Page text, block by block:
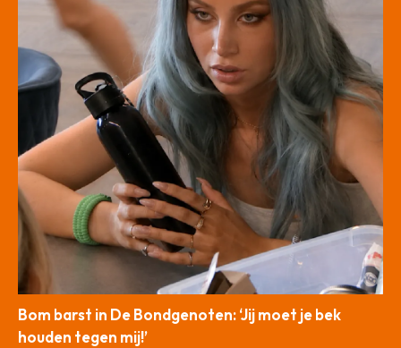
Bom barst in De Bondgenoten: ‘Jij moet je bek
houden tegen mij!’